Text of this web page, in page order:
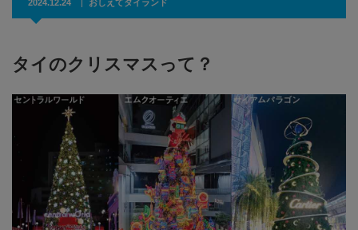
2024.12.24 おしえてタイランド
タイのクリスマスって？